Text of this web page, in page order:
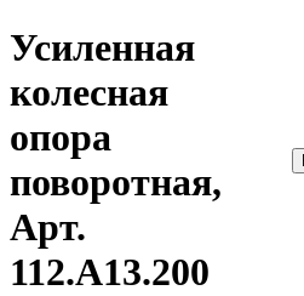
Усиленная
колесная
опора
поворотная,
Арт.
112.А13.200